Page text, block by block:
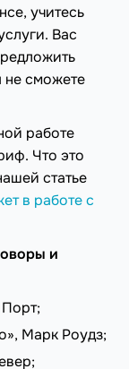
учитесь
Вас
не сможете
работе
Что это
статье
в работе с
и
Марк Роудз;